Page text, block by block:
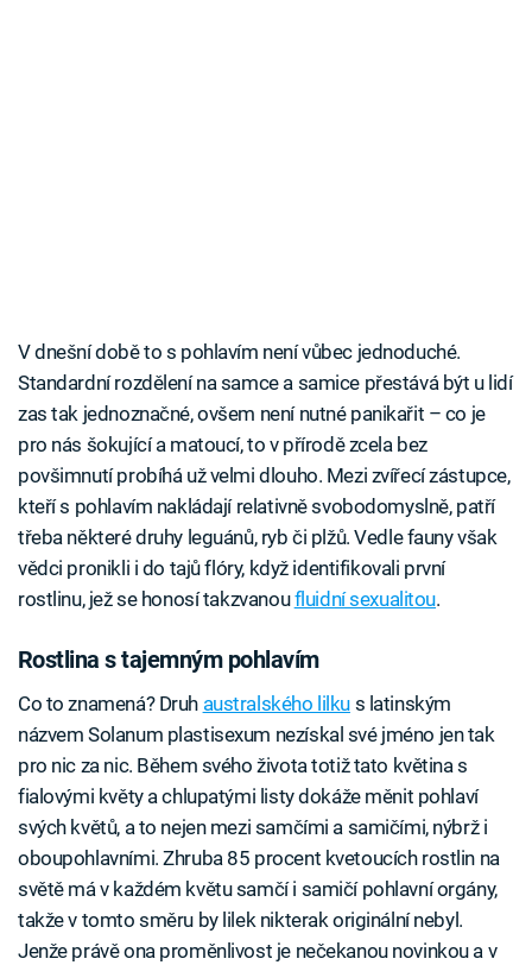
V dnešní době to s pohlavím není vůbec jednoduché.
Standardní rozdělení na samce a samice přestává být u lidí
zas tak jednoznačné, ovšem není nutné panikařit – co je
pro nás šokující a matoucí, to v přírodě zcela bez
povšimnutí probíhá už velmi dlouho. Mezi zvířecí zástupce,
kteří s pohlavím nakládají relativně svobodomyslně, patří
třeba některé druhy leguánů, ryb či plžů. Vedle fauny však
vědci pronikli i do tajů flóry, když identifikovali první
rostlinu, jež se honosí takzvanoufluidní sexualitou.
Rostlina s tajemným pohlavím
Co to znamená? Druh australského lilkus latinským
názvem Solanum plastisexum nezískal své jméno jen tak
pro nic za nic. Během svého života totiž tato květina s
fialovými květy a chlupatými listy dokáže měnit pohlaví
svých květů, a to nejen mezi samčími a samičími, nýbrž i
oboupohlavními. Zhruba 85 procent kvetoucích rostlin na
světě má v každém květu samčí i samičí pohlavní orgány,
takže v tomto směru by lilek nikterak originální nebyl.
Jenže právě ona proměnlivost je nečekanou novinkou a v